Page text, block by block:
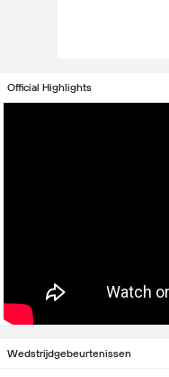
Official Highlights
Wedstrijdgebeurtenissen